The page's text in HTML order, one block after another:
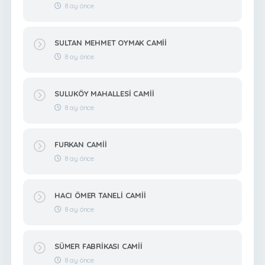
8 ay önce
SULTAN MEHMET OYMAK CAMİİ
8 ay önce
SULUKÖY MAHALLESİ CAMİİ
8 ay önce
FURKAN CAMİİ
8 ay önce
HACI ÖMER TANELİ CAMİİ
8 ay önce
SÜMER FABRİKASI CAMİİ
8 ay önce